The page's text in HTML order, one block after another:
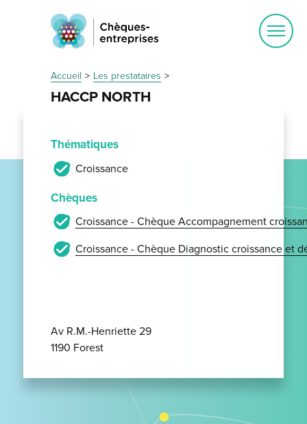
Accueil Les prestataires
HACCP NORTH
Thématiques
Croissance
Chèques
Croissance - Chèque Accompagnement
Croissance - Chèque Diagnostic croissance et
Av R.M.-Henriette 29
1190 Forest
Ouvrir
le